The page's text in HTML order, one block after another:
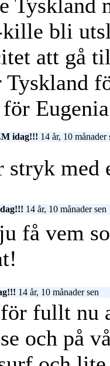
Tyskland
bli
att gå
idag!!! 14 år, 10 månader
stryk med
14 år, 10 månader sen
få vem
14 år, 10 månader sen
fullt nu
och på